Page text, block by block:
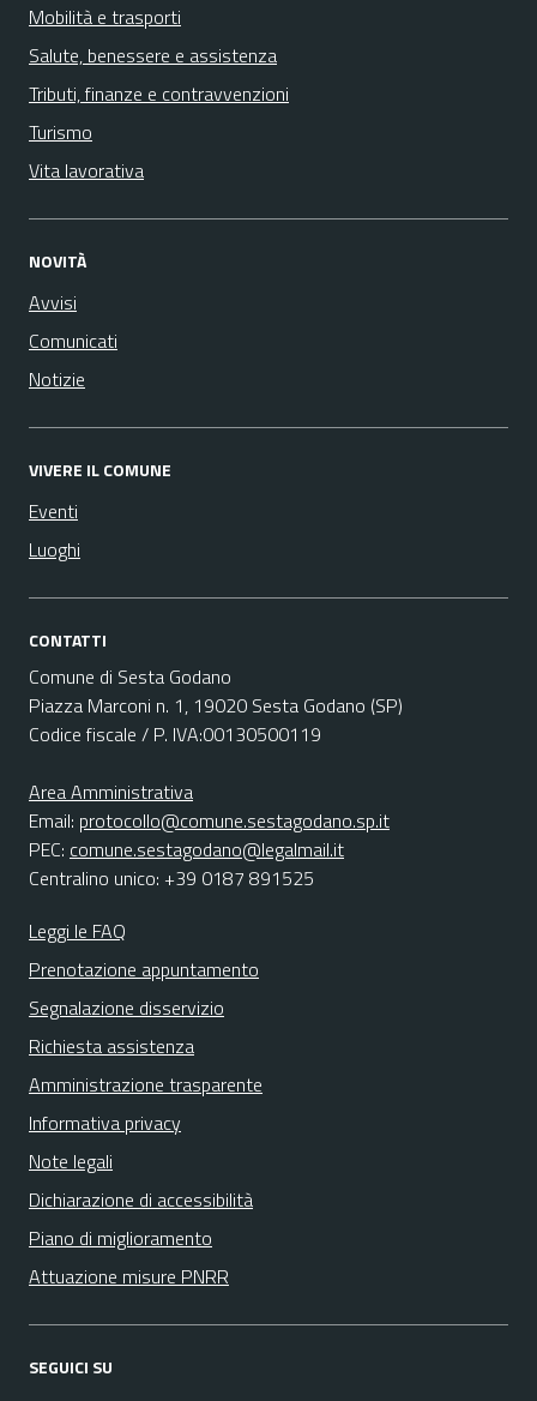
Mobilità e trasporti
Salute, benessere e assistenza
Tributi, finanze e contravvenzioni
Turismo
Vita lavorativa
NOVITÀ
Avvisi
Comunicati
Notizie
VIVERE IL COMUNE
Eventi
Luoghi
CONTATTI
Comune di Sesta Godano
Piazza Marconi n. 1, 19020 Sesta Godano (SP)
Codice fiscale / P. IVA:00130500119
Area Amministrativa
Email: protocollo@comune.sestagodano.sp.it
PEC: comune.sestagodano@legalmail.it
Centralino unico: +39 0187 891525
Leggi le FAQ
Prenotazione appuntamento
Segnalazione disservizio
Richiesta assistenza
Amministrazione trasparente
Informativa privacy
Note legali
Dichiarazione di accessibilità
Piano di miglioramento
Attuazione misure PNRR
SEGUICI SU